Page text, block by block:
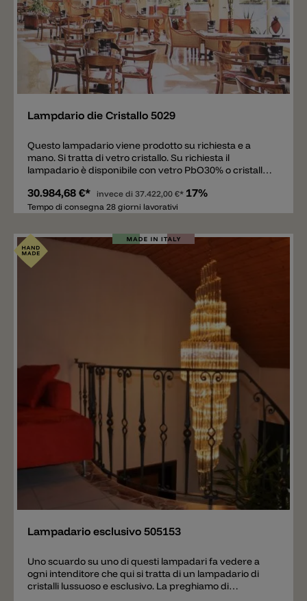
Aggiungere
Lampdario die Cristallo 5029
Questo lampadario viene prodotto su richiesta e a
mano. Si tratta di vetro cristallo. Su richiesta il
lampadario è disponibile con vetro PbO30% o cristalli
rispondere personalmente.
30.984,68 €* invece di 37.422,00 €* 17%
Tempo di consegna 28 giorni lavorativi
Lampadario esclusivo 505153
Uno scuardo su uno di questi lampadari fa vedere a
ogni intenditore che qui si tratta di un lampadario di
cristalli lussuoso e esclusivo. La preghiamo di